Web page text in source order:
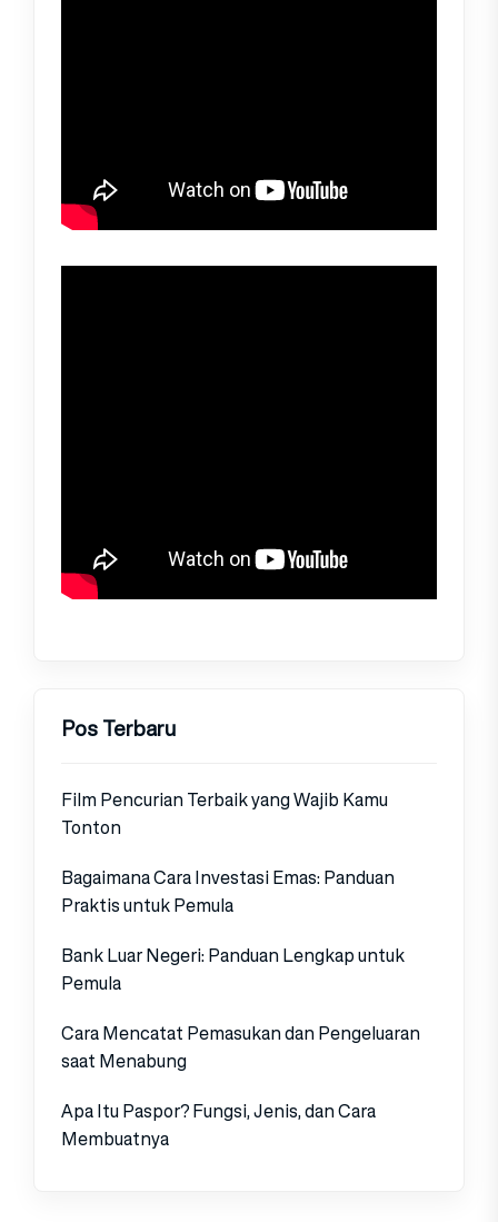
Pos Terbaru
Film Pencurian Terbaik yang Wajib Kamu
Tonton
Bagaimana Cara Investasi Emas: Panduan
Praktis untuk Pemula
Bank Luar Negeri: Panduan Lengkap untuk
Pemula
Cara Mencatat Pemasukan dan Pengeluaran
saat Menabung
Apa Itu Paspor? Fungsi, Jenis, dan Cara
Membuatnya